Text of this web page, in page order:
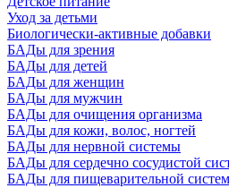
Уход за детьми
Биологически-активные добавки
БАДы для зрения
БАДы для детей
БАДы для женщин
БАДы для мужчин
БАДы для очищения организма
БАДы для кожи, волос, ногтей
БАДы для нервной системы
БАДы для сердечно сосудистой
БАДы для пищеварительной